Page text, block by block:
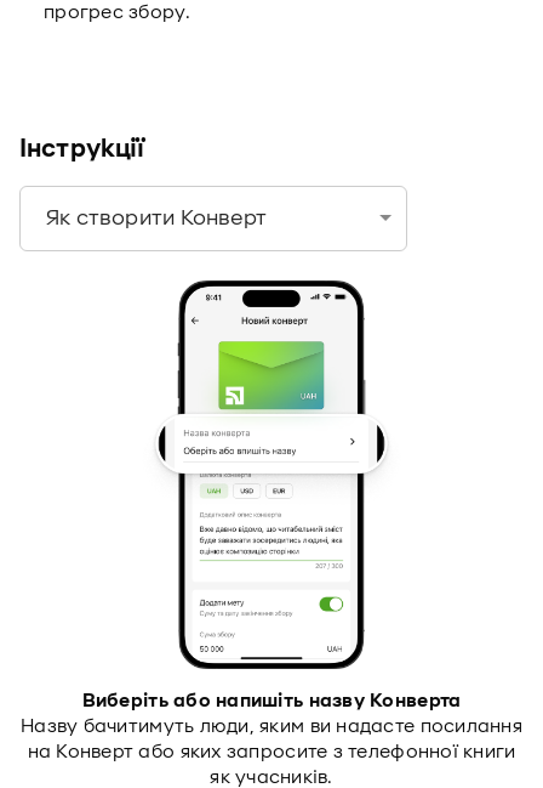
прогрес збору.
Інструкції
Як створити Конверт
Виберіть або напишіть назву Конверта
Назву бачитимуть люди, яким ви надасте посилання
на Конверт або яких запросите з телефонної книги
як учасників.